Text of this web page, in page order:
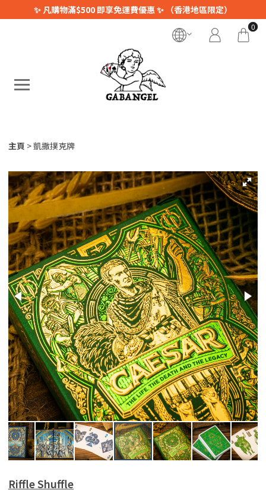
✨ 凡購物滿$500 即享免運費優惠 ✨ （香港地區限定）
0
主頁 凱撒撲克牌
Riffle Shuffle